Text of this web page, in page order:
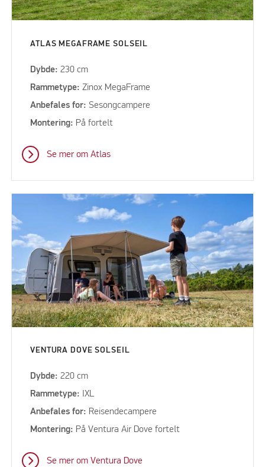
ATLAS MEGAFRAME SOLSEIL
Dybde:230 cm
Rammetype: Zinox MegaFrame
Anbefales for:Sesongcampere
Montering: På fortelt
Se mer om Atlas
VENTURA DOVE SOLSEIL
Dybde:220 cm
Rammetype: IXL
Anbefales for: Reisendecampere
Montering: På Ventura Air Dove fortelt
Se mer om Ventura Dove